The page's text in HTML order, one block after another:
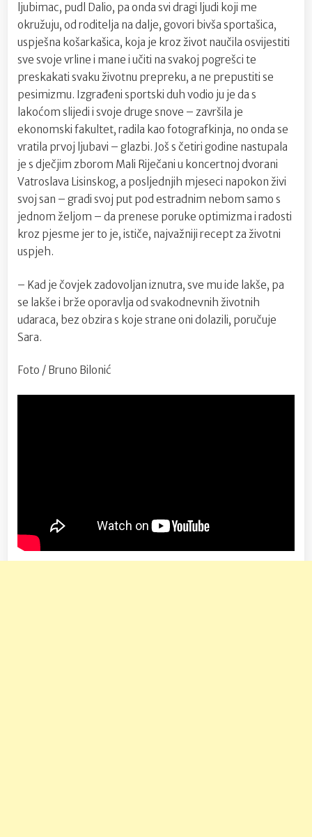
ljubimac, pudl Dalio, pa onda svi dragi ljudi koji me
okružuju, od roditelja na dalje, govori bivša sportašica,
uspješna košarkašica, koja je kroz život naučila osvijestiti
sve svoje vrline i mane i učiti na svakoj pogrešci te
preskakati svaku životnu prepreku, a ne prepustiti se
pesimizmu. Izgrađeni sportski duh vodio ju je da s
lakoćom slijedi i svoje druge snove – završila je
ekonomski fakultet, radila kao fotografkinja, no onda se
vratila prvoj ljubavi – glazbi. Još s četiri godine nastupala
je s dječjim zborom Mali Riječani u koncertnoj dvorani
Vatroslava Lisinskog, a posljednjih mjeseci napokon živi
svoj san – gradi svoj put pod estradnim nebom samo s
jednom željom – da prenese poruke optimizma i radosti
kroz pjesme jer to je, ističe, najvažniji recept za životni
uspjeh.
– Kad je čovjek zadovoljan iznutra, sve mu ide lakše, pa
se lakše i brže oporavlja od svakodnevnih životnih
udaraca, bez obzira s koje strane oni dolazili, poručuje
Sara.
Foto / Bruno Bilonić